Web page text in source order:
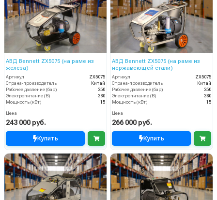
АВД Bennett ZX5075 (на раме из
железа)
Артикул
ZX5075
Страна-производитель
Китай
Рабочее давление (бар)
350
Электропитание (В)
380
Мощность (кВт)
15
Цена
243 000 руб.
Купить
АВД Bennett ZX5075 (на раме из
нержавеющей стали)
Артикул
ZX5075
Страна-производитель
Китай
Рабочее давление (бар)
350
Электропитание (В)
380
Мощность (кВт)
15
Цена
266 000 руб.
Купить